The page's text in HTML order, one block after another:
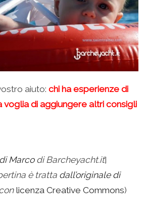
aiuto: chi ha esperienze di
voglia di aggiungere altri consigli
Marcodi Barcheyacht.it]
è tratta dall’originale di
licenza Creative Commons)